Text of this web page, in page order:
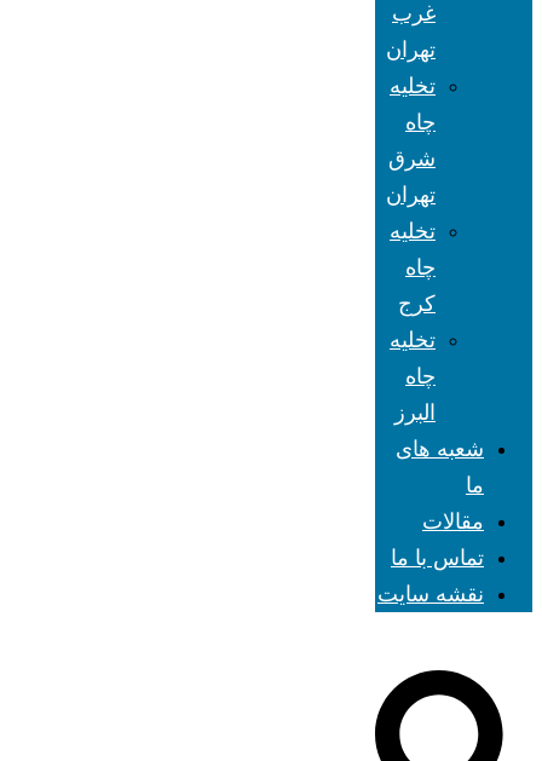
غرب
تهران
تخلیه
چاه
شرق
تهران
تخلیه
چاه
کرج
تخلیه
چاه
البرز
شعبه های
ما
مقالات
تماس با ما
نقشه سایت